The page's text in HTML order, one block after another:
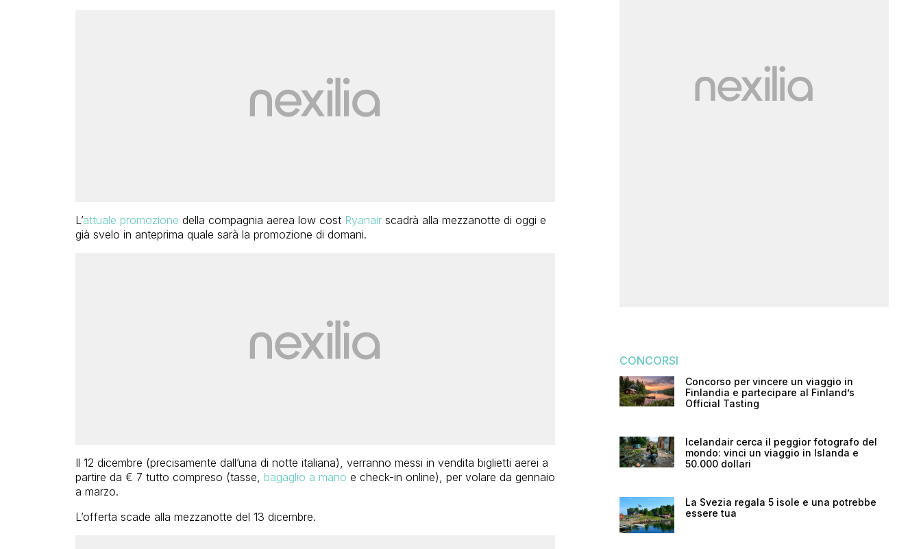
L’attuale promozione della compagnia aerea low cost Ryanairscadrà alla mezzanotte di oggi e
già svelo in anteprima quale sarà la promozione di domani.
Il 12 dicembre (precisamente dall’una di notte italiana), verranno messi in vendita biglietti aerei a
partire da € 7 tutto compreso (tasse, bagaglio a mano e check-in online), per volare da gennaio
a marzo.
L’offerta scade alla mezzanotte del 13 dicembre.
CONCORSI
Concorso per vincere un viaggio in
Finlandia e partecipare al Finland’s
Official Tasting
Icelandair cerca il peggior fotografo del
mondo: vinci un viaggio in Islanda e
50.000 dollari
La Svezia regala 5 isole e una potrebbe
essere tua